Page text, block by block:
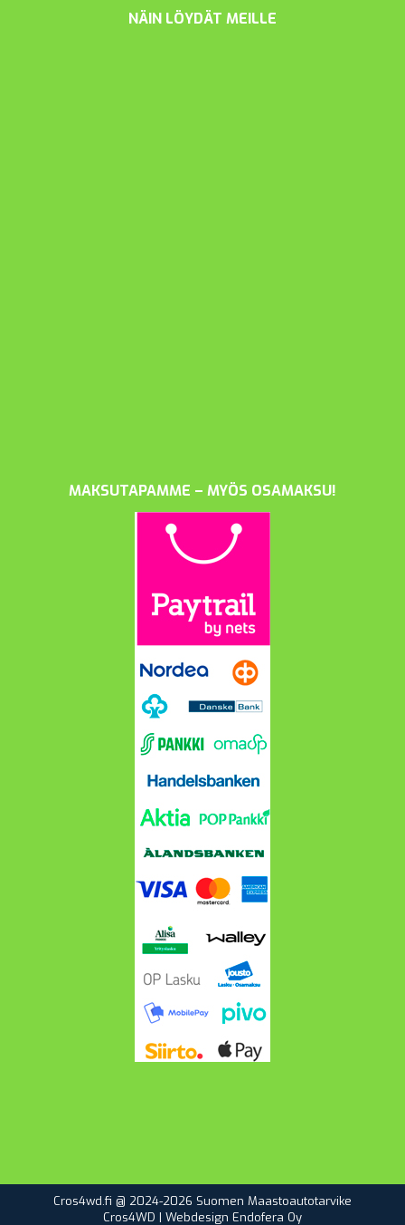
NÄIN LÖYDÄT MEILLE
MAKSUTAPAMME – MYÖS OSAMAKSU!
Cros4wd.fi @ 2024-2026 Suomen Maastoautotarvike
Cros4WD | Webdesign Endofera Oy